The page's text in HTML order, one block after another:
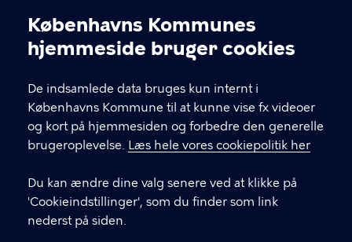
Cookieindstillinger
Københavns Kommunes
hjemmeside bruger cookies
De indsamlede data bruges kun internt i
Københavns Kommune til at kunne vise fx videoer
og kort på hjemmesiden og forbedre den generelle
brugeroplevelse. Læs hele vores cookiepolitik her
Du kan ændre dine valg senere ved at klikke på
'Cookieindstillinger', som du finder som link
nederst på siden.
Nikolaj Plads 10, 1067 København
nikolajkunsthal@kff.kk.dk
EAN: 5798009780331
LINKS
Kontakt
Facebook